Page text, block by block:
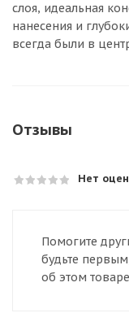
слоя, идеальная
нанесения и
всегда были в
Отзывы
Нет
Помогите
будьте
об этом товаре